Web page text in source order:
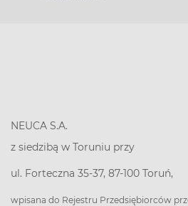
NEUCA S.A.
z siedzibą w Toruniu przy
ul. Forteczna 35-37, 87-100 Toruń,
wpisana do Rejestru Przedsiębiorców